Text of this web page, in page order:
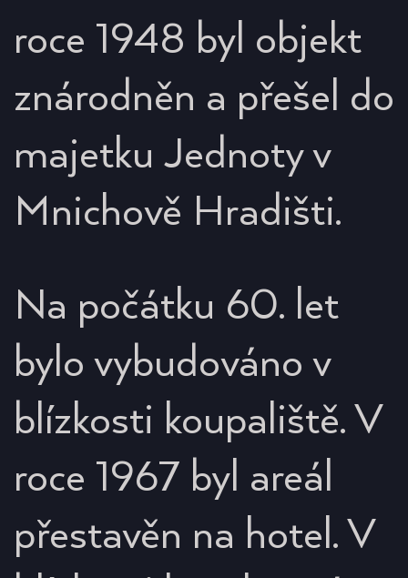
roce 1948 byl objekt
znárodněn a přešel do
majetku Jednoty v
Mnichově Hradišti.
Na počátku 60. let
bylo vybudováno v
blízkosti koupaliště. V
roce 1967 byl areál
přestavěn na hotel. V